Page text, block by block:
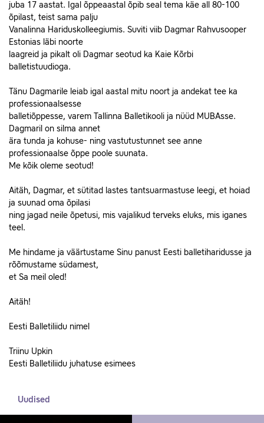
juba 17 aastat. Igal õppeaastal õpib seal tema käe all 80-100
õpilast, teist sama palju
Vanalinna Hariduskolleegiumis. Suviti viib Dagmar Rahvusooper
Estonias läbi noorte
laagreid ja pikalt oli Dagmar seotud ka Kaie Kõrbi
balletistuudioga.
Tänu Dagmarile leiab igal aastal mitu noort ja andekat tee ka
professionaalsesse
balletiõppesse, varem Tallinna Balletikooli ja nüüd MUBAsse.
Dagmaril on silma annet
ära tunda ja kohuse- ning vastutustunnet see anne
professionaalse õppe poole suunata.
Me kõik oleme seotud!
Aitäh, Dagmar, et sütitad lastes tantsuarmastuse leegi, et hoiad
ja suunad oma õpilasi
ning jagad neile õpetusi, mis vajalikud terveks eluks, mis iganes
teel.
Me hindame ja väärtustame Sinu panust Eesti balletiharidusse ja
rõõmustame südamest,
et Sa meil oled!
Aitäh!
Eesti Balletiliidu nimel
Triinu Upkin
Eesti Balletiliidu juhatuse esimees
Uudised